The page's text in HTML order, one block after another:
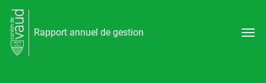
Rapport annuel de gestion